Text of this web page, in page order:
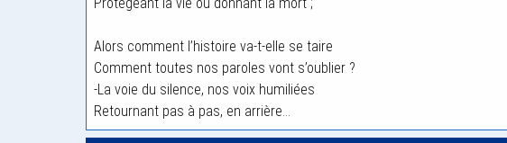
Alors comment l’histoire va-t-elle se taire
Comment toutes nos paroles vont s’oublier ?
-La voie du silence, nos voix humiliées
Retournant pas à pas, en arrière…